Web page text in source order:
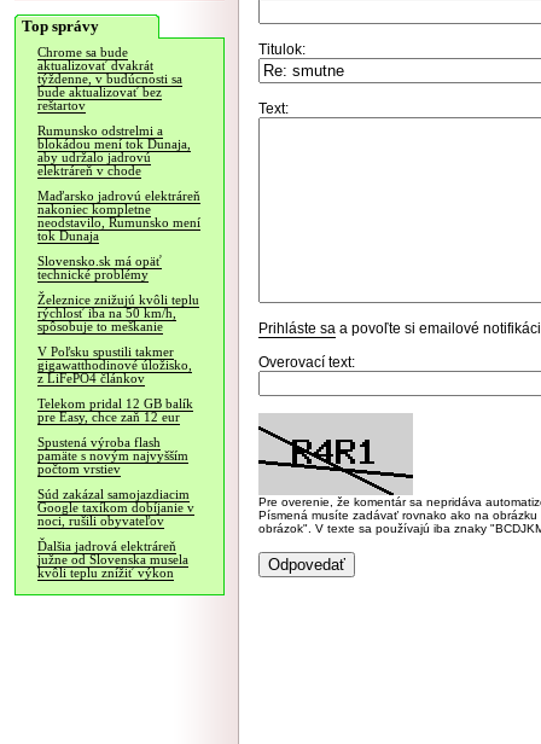
Top správy
Chrome sa bude
aktualizovať dvakrát
týždenne, v budúcnosti sa
bude aktualizovať bez
reštartov
Rumunsko odstrelmi a
blokádou mení tok Dunaja,
aby udržalo jadrovú
elektráreň v chode
Maďarsko jadrovú elektráreň
nakoniec kompletne
neodstavilo, Rumunsko mení
tok Dunaja
Slovensko.sk má opäť
technické problémy
Železnice znižujú kvôli teplu
rýchlosť iba na 50 km/h,
spôsobuje to meškanie
V Poľsku spustili takmer
gigawatthodinové úložisko,
z LiFePO4 článkov
Telekom pridal 12 GB balík
pre Easy, chce zaň 12 eur
Spustená výroba flash
pamäte s novým najvyšším
počtom vrstiev
Súd zakázal samojazdiacim
Google taxíkom dobíjanie v
noci, rušili obyvateľov
Ďalšia jadrová elektráreň
južne od Slovenska musela
kvôli teplu znížiť výkon
Titulok:
Text:
Prihláste sa a povoľte si emailové
Overovací text:
Pre overenie, že komentár sa nepridáva
Písmená musíte zadávať rovnako ako na
obrázok". V texte sa používajú iba znaky